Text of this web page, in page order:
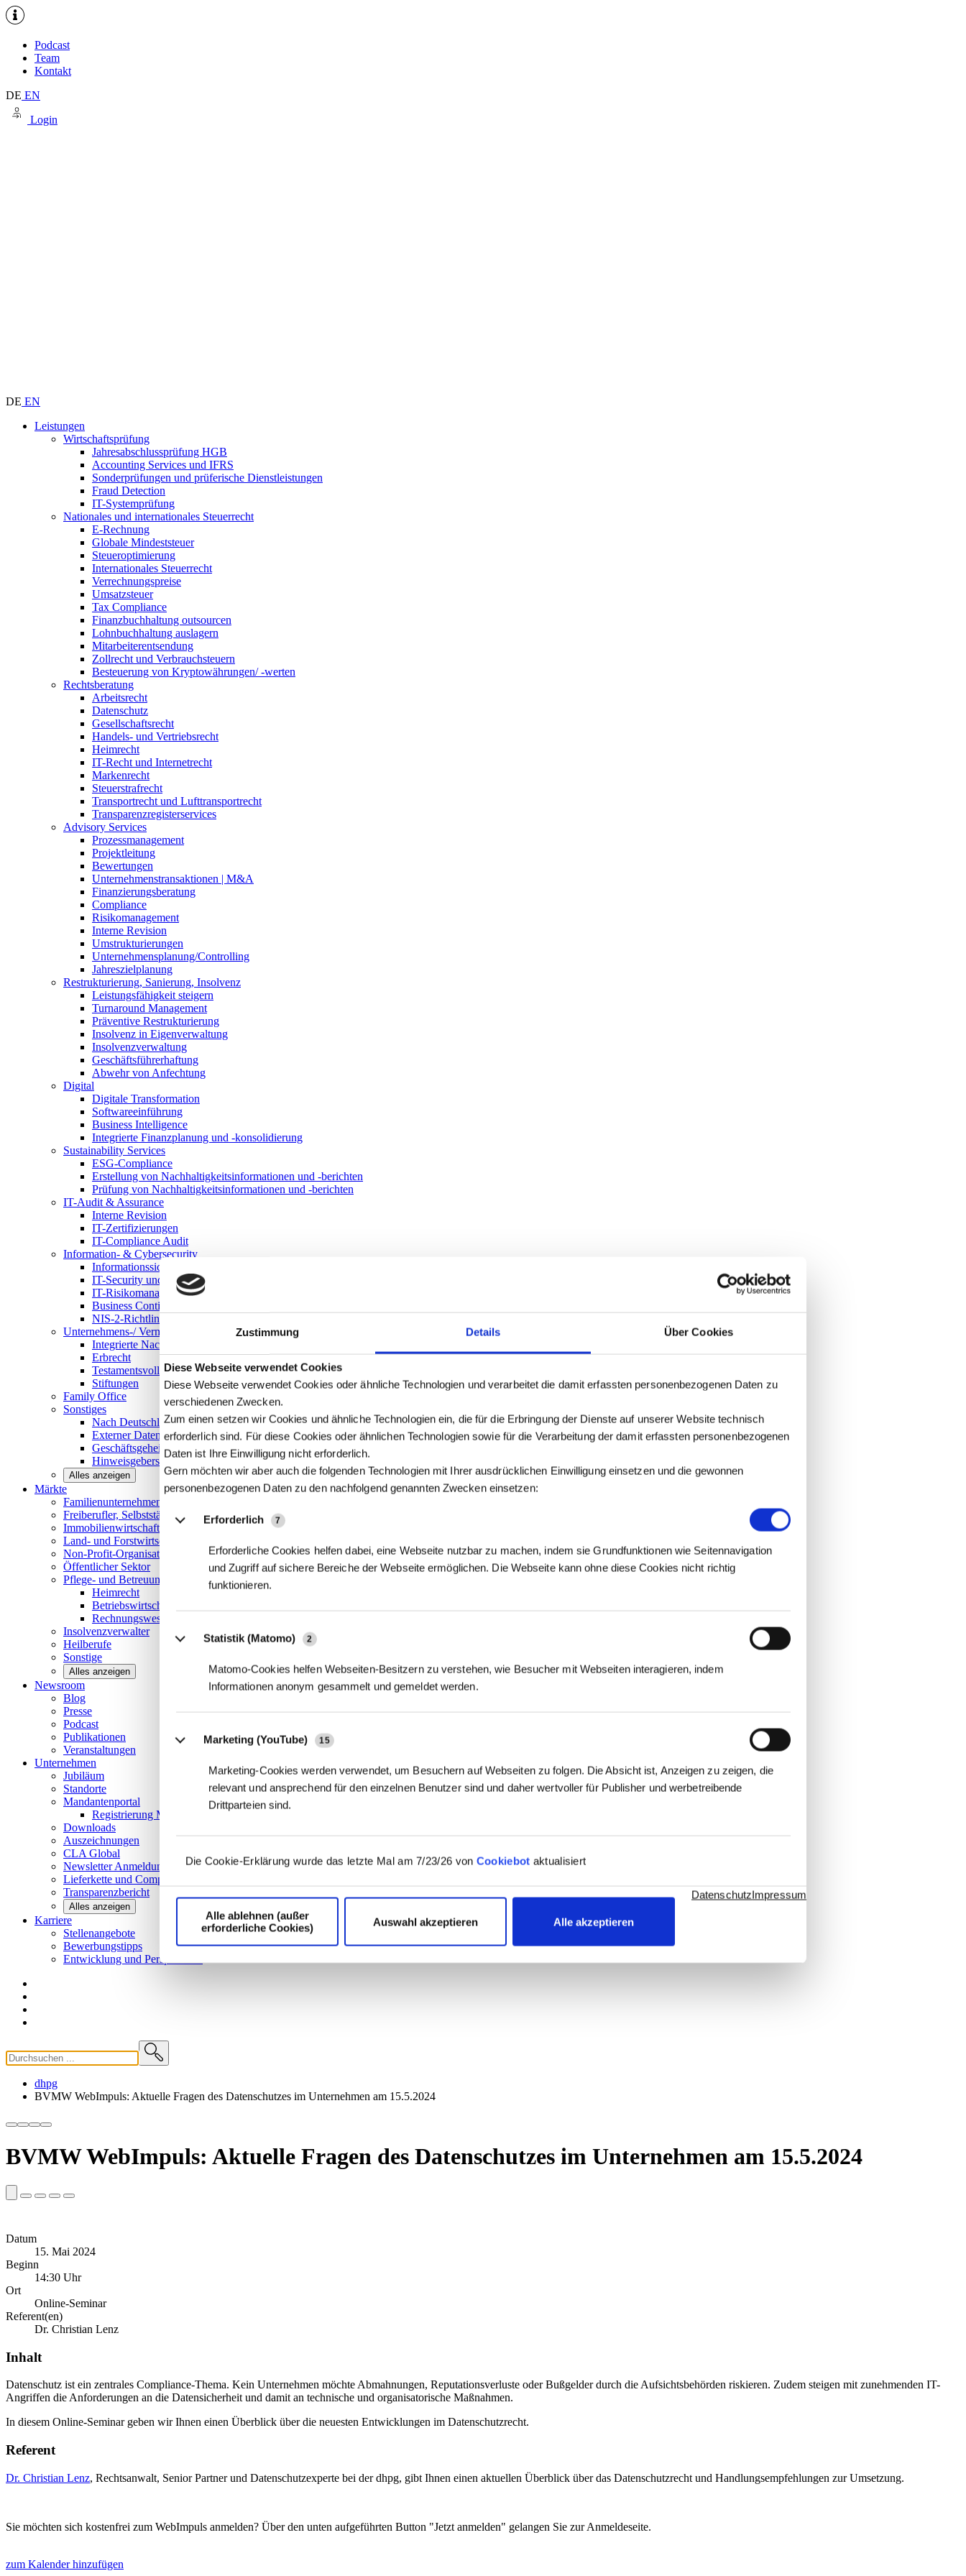
Zustimmung Details Über Cookies
Details
Diese Webseite verwendet Cookies
Diese Webseite verwendet Cookies oder ähnliche Technologien und verarbeitet die damit erfassten personenbezogenen Daten zu
verschiedenen Zwecken.
Zum einen setzen wir Cookies und ähnliche Technologien ein, die für die Erbringung der Dienste auf unserer Website technisch
erforderlich sind. Für diese Cookies oder ähnlichen Technologien sowie für die Verarbeitung der damit erfassten personenbezogenen
Daten ist Ihre Einwilligung nicht erforderlich.
Gern möchten wir aber auch die folgenden Technologien mit Ihrer ausdrücklichen Einwilligung einsetzen und die gewonnen
personenbezogenen Daten zu den nachfolgend genannten Zwecken einsetzen:
Erforderlich 7
Erforderliche Cookies helfen dabei, eine Webseite nutzbar zu machen, indem sie Grundfunktionen wie Seitennavigation
und Zugriff auf sichere Bereiche der Webseite ermöglichen. Die Webseite kann ohne diese Cookies nicht richtig
funktionieren.
Statistik (Matomo) 2
Matomo-Cookies helfen Webseiten-Besitzern zu verstehen, wie Besucher mit Webseiten interagieren, indem
Informationen anonym gesammelt und gemeldet werden.
Marketing (YouTube) 15
Marketing-Cookies werden verwendet, um Besuchern auf Webseiten zu folgen. Die Absicht ist, Anzeigen zu zeigen, die
relevant und ansprechend für den einzelnen Benutzer sind und daher wertvoller für Publisher und werbetreibende
Drittparteien sind.
Die Cookie-Erklärung wurde das letzte Mal am 7/23/26 von Cookiebot aktualisiert
Alle ablehnen (außer
erforderliche Cookies)
Auswahl akzeptieren Alle akzeptieren
DatenschutzImpressum
Podcast
Team
Kontakt
DE EN
Login
DE EN
Leistungen
Wirtschaftsprüfung
Jahresabschlussprüfung HGB
Accounting Services und IFRS
Sonderprüfungen und prüferische Dienstleistungen
Fraud Detection
IT-Systemprüfung
Nationales und internationales Steuerrecht
E-Rechnung
Globale Mindeststeuer
Steueroptimierung
Internationales Steuerrecht
Verrechnungspreise
Umsatzsteuer
Tax Compliance
Finanzbuchhaltung outsourcen
Lohnbuchhaltung auslagern
Mitarbeiterentsendung
Zollrecht und Verbrauchsteuern
Besteuerung von Kryptowährungen/ -werten
Rechtsberatung
Arbeitsrecht
Datenschutz
Gesellschaftsrecht
Handels- und Vertriebsrecht
Heimrecht
IT-Recht und Internetrecht
Markenrecht
Steuerstrafrecht
Transportrecht und Lufttransportrecht
Transparenzregisterservices
Advisory Services
Prozessmanagement
Projektleitung
Bewertungen
Unternehmenstransaktionen | M&A
Finanzierungsberatung
Compliance
Risikomanagement
Interne Revision
Umstrukturierungen
Unternehmensplanung/Controlling
Jahreszielplanung
Restrukturierung, Sanierung, Insolvenz
Leistungsfähigkeit steigern
Turnaround Management
Präventive Restrukturierung
Insolvenz in Eigenverwaltung
Insolvenzverwaltung
Geschäftsführerhaftung
Abwehr von Anfechtung
Digital
Digitale Transformation
Softwareeinführung
Business Intelligence
Integrierte Finanzplanung und -konsolidierung
Sustainability Services
ESG-Compliance
Erstellung von Nachhaltigkeitsinformationen und -berichten
Prüfung von Nachhaltigkeitsinformationen und -berichten
IT-Audit & Assurance
Interne Revision
IT-Zertifizierungen
IT-Compliance Audit
Information- & Cybersecurity
Informationssicherheitsmanagementsystem
IT-Security und Cybersecurity
IT-Risikomanagement
Business Continuity Management
NIS-2-Richtlinie
Unternehmens-/Vermögensnachfolge
Integrierte Nachfolge- und Vermögensberatung
Erbrecht
Testamentsvollstreckung
Stiftungen
Family Office
Sonstiges
Nach Deutschland expandieren
Externer Datenschutzbeauftragter
Geschäftsgeheimnisgesetz
Hinweisgeberschutz in Unternehmen
Alles anzeigen
Märkte
Familienunternehmen und
Freiberufler, Selbstständige undPrivatpersonen
Immobilienwirtschaft
Land- und Forstwirtschaft
Non-Profit-Organisationen
Öffentlicher Sektor
Pflege- und Betreuungseinrichtungen
Heimrecht
Betriebswirtschaftliche Beratung
Rechnungswesen/Controlling
Insolvenzverwalter
Heilberufe
Sonstige
Alles anzeigen
Newsroom
Blog
Presse
Podcast
Publikationen
Veranstaltungen
Unternehmen
Jubiläum
Standorte
Mandantenportal
Registrierung Mandantenportal
Downloads
Auszeichnungen
CLA Global
NewsletterAnmeldung
Lieferkette und Compliance
Transparenzbericht
Alles anzeigen
Karriere
Stellenangebote
Bewerbungstipps
Entwicklung und Perspektiven
dhpg
BVMW WebImpuls: Aktuelle Fragen des Datenschutzes im Unternehmen am 15.5.2024
BVMW WebImpuls: Aktuelle Fragen des Datenschutzes im Unternehmen am 15.5.2024
Datum
15. Mai 2024
Beginn
14:30 Uhr
Ort
Online-Seminar
Referent(en)
Dr. Christian Lenz
Inhalt
Datenschutz ist ein zentrales Compliance-Thema. Kein Unternehmen möchte Abmahnungen, Reputationsverluste oder Bußgelder durch die Aufsichtsbehörden riskieren. Zudem steigen mit zunehmenden IT-
Angriffen die Anforderungen an die Datensicherheit und damit an technische und organisatorische Maßnahmen.
In diesem Online-Seminar geben wir Ihnen einen Überblick über die neuesten Entwicklungen im Datenschutzrecht.
Referent
Dr. Christian Lenz, Rechtsanwalt, Senior Partner und Datenschutzexperte bei der dhpg, gibt Ihnen einen aktuellen Überblick über das Datenschutzrecht und Handlungsempfehlungen zur Umsetzung.
Sie möchten sich kostenfrei zum WebImpuls anmelden? Über den unten aufgeführten Button "Jetzt anmelden" gelangen Sie zur Anmeldeseite.
zum Kalender hinzufügen